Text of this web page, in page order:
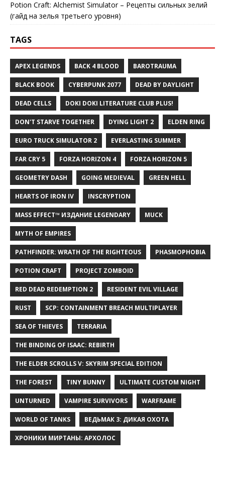
Potion Craft: Alchemist Simulator – Рецепты сильных зелий
(гайд на зелья третьего уровня)
TAGS
APEX LEGENDS BACK 4 BLOOD BAROTRAUMA
BLACK BOOK CYBERPUNK 2077 DEAD BY DAYLIGHT
DEAD CELLS DOKI DOKI LITERATURE CLUB PLUS!
DON'T STARVE TOGETHER DYING LIGHT 2 ELDEN RING
EURO TRUCK SIMULATOR 2 EVERLASTING SUMMER
FAR CRY 5 FORZA HORIZON 4 FORZA HORIZON 5
GEOMETRY DASH GOING MEDIEVAL GREEN HELL
HEARTS OF IRON IV INSCRYPTION
MASS EFFECT™ ИЗДАНИЕ LEGENDARY MUCK
MYTH OF EMPIRES
PATHFINDER: WRATH OF THE RIGHTEOUS PHASMOPHOBIA
POTION CRAFT PROJECT ZOMBOID
RED DEAD REDEMPTION 2 RESIDENT EVIL VILLAGE
RUST SCP: CONTAINMENT BREACH MULTIPLAYER
SEA OF THIEVES TERRARIA
THE BINDING OF ISAAC: REBIRTH
THE ELDER SCROLLS V: SKYRIM SPECIAL EDITION
THE FOREST TINY BUNNY ULTIMATE CUSTOM NIGHT
UNTURNED VAMPIRE SURVIVORS WARFRAME
WORLD OF TANKS ВЕДЬМАК 3: ДИКАЯ ОХОТА
ХРОНИКИ МИРТАНЫ: АРХОЛОС